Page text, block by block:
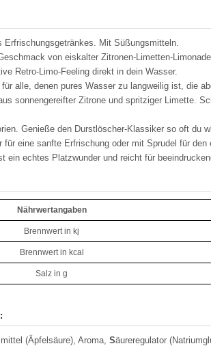
Erfrischungsgetränkes. Mit Süßungsmitteln.
von eiskalter Zitronen-Limetten-
Retro-Limo-Feeling direkt in dein Wasser.
alle, denen pures Wasser zu langweilig ist, die
sonnengereifter Zitrone und spritziger Limette.
Genieße den Durstlöscher-Klassiker so oft du
für eine sanfte Erfrischung oder mit Sprudel für
ein echtes Platzwunder und reicht für
Nährwertangaben
Brennwert in kj
Brennwert in kcal
Salz in g
(Äpfelsäure), Aroma, Säureregulator